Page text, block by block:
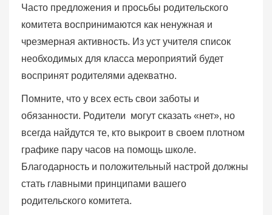
Часто предложения и просьбы родительского
комитета воспринимаются как ненужная и
чрезмерная активность. Из уст учителя список
необходимых для класса мероприятий будет
воспринят родителями адекватно.
Помните, что у всех есть свои заботы и
обязанности. Родители могут сказать «нет», но
всегда найдутся те, кто выкроит в своем плотном
графике пару часов на помощь школе.
Благодарность и положительный настрой должны
стать главными принципами вашего
родительского комитета.